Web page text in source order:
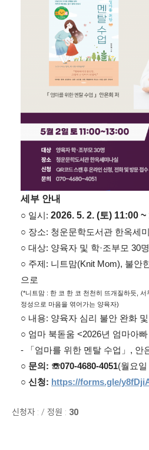
세부 안내
○ 일시: 2026. 5. 2. (토) 11:00 ~
○ 장소: 청운문학도서관 한옥세
○ 대상: 양육자 및 학·조부모 30
○ 주제: 니트맘(Knit Mom), 불안
으로
(*니트맘 : 한 코 한 코 천천히 뜨개질하듯,
정성으로 마음을 엮어가는 양육자)
○ 내용: 양육자 심리 불안 완화
○ 엄마 북돋움 <2026년 엄마아
- 「엄마를 위한 멘탈 수업」, 안
○ 문의: ☏070-4680-4051(월요
○ 신청: https://forms.gle/
신청자 : / 정원 : 30